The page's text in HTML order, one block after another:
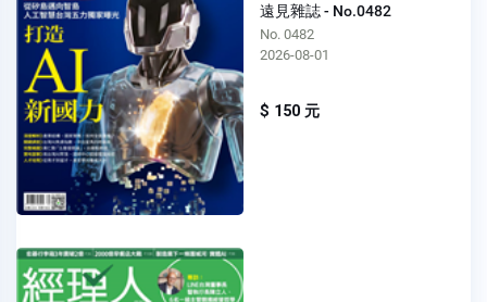
遠見雜誌 - No.0482
No. 0482
2026-08-01
$ 150 元